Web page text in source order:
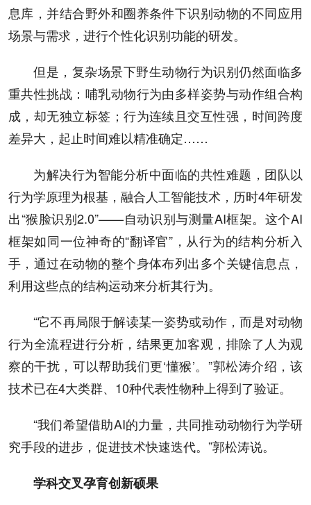
息库，并结合野外和圈养条件下识别动物的不同应用
场景与需求，进行个性化识别功能的研发。
但是，复杂场景下野生动物行为识别仍然面临多
重共性挑战：哺乳动物行为由多样姿势与动作组合构
成，却无独立标签；行为连续且交互性强，时间跨度
差异大，起止时间难以精准确定……
为解决行为智能分析中面临的共性难题，团队以
行为学原理为根基，融合人工智能技术，历时4年研发
出“猴脸识别2.0”——自动识别与测量AI框架。这个AI
框架如同一位神奇的“翻译官”，从行为的结构分析入
手，通过在动物的整个身体布列出多个关键信息点，
利用这些点的结构运动来分析其行为。
“它不再局限于解读某一姿势或动作，而是对动物
行为全流程进行分析，结果更加客观，排除了人为观
察的干扰，可以帮助我们更‘懂猴’。”郭松涛介绍，该
技术已在4大类群、10种代表性物种上得到了验证。
“我们希望借助AI的力量，共同推动动物行为学研
究手段的进步，促进技术快速迭代。”郭松涛说。
学科交叉孕育创新硕果